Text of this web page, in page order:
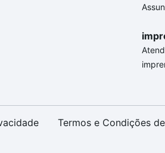
Termos e Condições